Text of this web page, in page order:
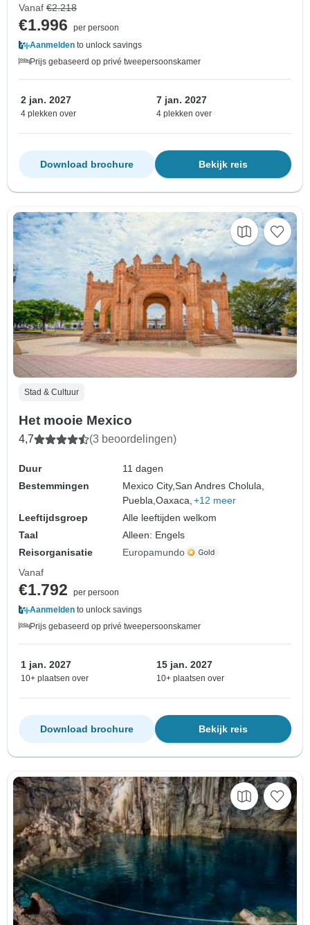
Vanaf €2.218
€1.996
per persoon
Aanmelden to unlock savings
Prijs gebaseerd op privé tweepersoonskamer
2 jan. 2027
4 plekken over
7 jan. 2027
4 plekken over
Bekijk reis
Download brochure
Stad & Cultuur
Het mooie Mexico
4,7 (3 beoordelingen)
Duur
11 dagen
Bestemmingen
Mexico City,San Andres Cholula,
Puebla,Oaxaca, +12 meer
Leeftijdsgroep
Alle leeftijden welkom
Taal
Alleen: Engels
Reisorganisatie
Europamundo
Vanaf
€1.792
per persoon
Aanmelden to unlock savings
Prijs gebaseerd op privé tweepersoonskamer
1 jan. 2027
10+ plaatsen over
15 jan. 2027
10+ plaatsen over
Bekijk reis
Download brochure